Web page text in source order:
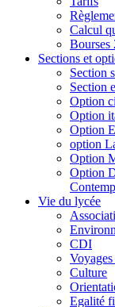
Calcul
Bourses
Sections et
Section
Section
Option
Option
Option
option
Option
Option
Vie du lycée
CDI
Culture
Egalité